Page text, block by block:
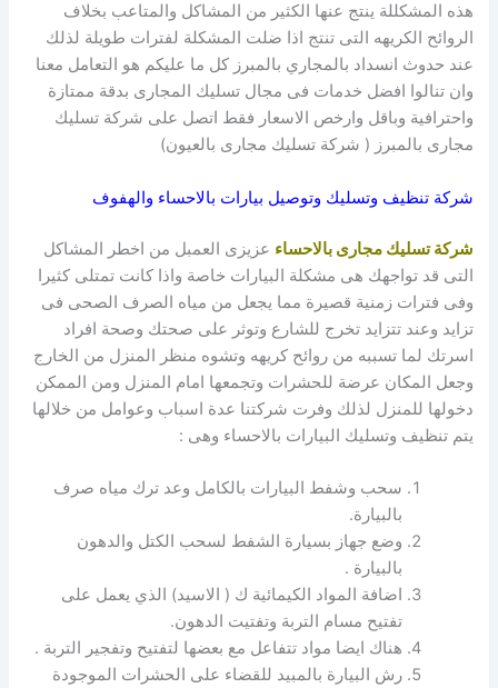
هذه المشكللة ينتج عنها الكثير من المشاكل والمتاعب بخلاف
الروائح الكريهه التى تنتج اذا ضلت المشكلة لفترات طويلة لذلك
عند حدوث انسداد بالمجاري بالمبرز كل ما عليكم هو التعامل معنا
وان تنالوا افضل خدمات فى مجال تسليك المجارى بدقة ممتازة
واحترافية وباقل وارخص الاسعار فقط اتصل على شركة تسليك
مجارى بالمبرز ( شركة تسليك مجارى بالعيون)
شركة تنظيف وتسليك وتوصيل بيارات بالاحساء والهفوف
شركة تسليك مجارى بالاحساء عزيزى العمبل من اخطر المشاكل
التى قد تواجهك هى مشكلة البيارات خاصة واذا كانت تمتلى كثيرا
وفى فترات زمنية قصيرة مما يجعل من مياه الصرف الصحى فى
تزايد وعند تتزايد تخرج للشارع وتوثر على صحتك وصحة افراد
اسرتك لما تسببه من روائح كريهه وتشوه منظر المنزل من الخارج
وجعل المكان عرضة للحشرات وتجمعها امام المنزل ومن الممكن
دخولها للمنزل لذلك وفرت شركتنا عدة اسباب وعوامل من خلالها
يتم تنظيف وتسليك البيارات بالاحساء وهى :
سحب وشفط البيارات بالكامل وعد ترك مياه صرف
بالبيارة.
وضع جهاز بسيارة الشفط لسحب الكتل والدهون
بالبيارة .
اضافة المواد الكيمائية ك ( الاسيد) الذي يعمل على
تفتيح مسام التربة وتفتيت الدهون.
هناك ايضا مواد تتفاعل مع بعضها لتفتيح وتفجير التربة .
رش البيارة بالمبيد للقضاء على الحشرات الموجودة